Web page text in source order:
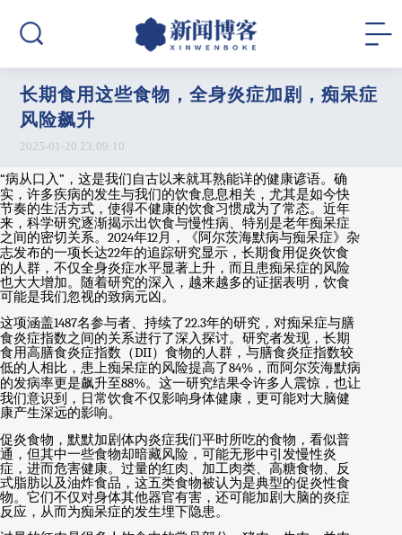
长期食用这些食物，全身炎症加剧，痴呆症
风险飙升
2025-01-20 23:09:10
“病从口入” ，这是我们自古以来就耳熟能详的健康谚语。确
实，许多疾病的发生与我们的饮食息息相关，尤其是如今快
节奏的生活方式，使得不健康的饮食习惯成为了常态。近年
来，科学研究逐渐揭示出饮食与慢性病、特别是老年痴呆症
之间的密切关系。 2024年12月，《阿尔茨海默病与痴呆症》杂
志发布的一项长达22年的追踪研究显示，长期食用促炎饮食
的人群，不仅全身炎症水平显著上升，而且患痴呆症的风险
也大大增加。随着研究的深入，越来越多的证据表明，饮食
可能是我们忽视的致病元凶。
这项涵盖1487名参与者、持续了22.3年的研究，对痴呆症与膳
食炎症指数之间的关系进行了深入探讨。研究者发现，长期
食用高膳食炎症指数（DII）食物的人群，与膳食炎症指数较
低的人相比，患上痴呆症的风险提高了84% ，而阿尔茨海默病
的发病率更是飙升至88%。这一研究结果令许多人震惊，也让
我们意识到，日常饮食不仅影响身体健康，更可能对大脑健
康产生深远的影响。
促炎食物，默默加剧体内炎症我们平时所吃的食物，看似普
通，但其中一些食物却暗藏风险，可能无形中引发慢性炎
症，进而危害健康。过量的红肉、加工肉类、高糖食物、反
式脂肪以及油炸食品，这五类食物被认为是典型的促炎性食
物。它们不仅对身体其他器官有害，还可能加剧大脑的炎症
反应，从而为痴呆症的发生埋下隐患。